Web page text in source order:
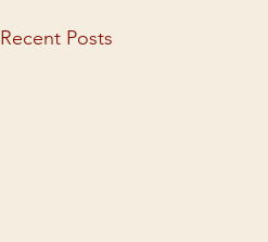
Recent Posts